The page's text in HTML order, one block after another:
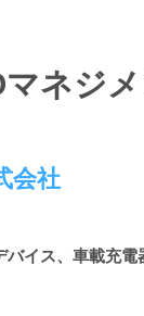
ネジ
会社
イス、車載充電